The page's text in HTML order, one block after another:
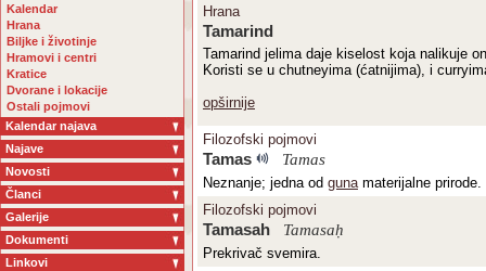
Kalendar
Hrana
Biljke i životinje
Hramovi i centri
Kratice
Dvorane i lokacije
Ostali pojmovi
Kalendar najava
Najave
Novosti
Članci
Galerije
Dokumenti
Linkovi
Hrana
Tamarind
Tamarind jelima daje kiselost koja nalikuje
Koristi se u chutneyima (ćatnijima), i
opširnije
Filozofski pojmovi
Tamas Tamas
Neznanje; jedna od gunamaterijalne prirode.
Filozofski pojmovi
Tamasah Tamasaḥ
Prekrivač svemira.